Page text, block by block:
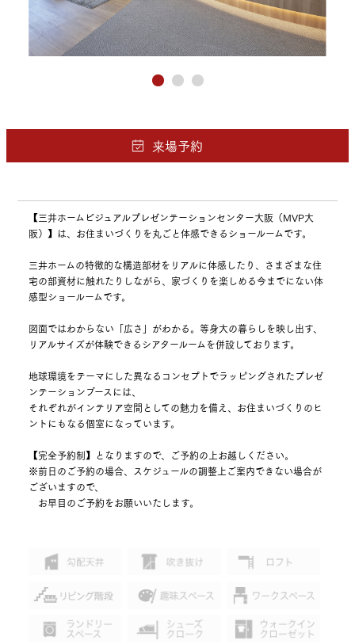
【三井ホームビジュアルプレゼンテーションセンター大阪（MVP大
阪）】は、お住まいづくりを丸ごと体感できるショールームです。
三井ホームの特徴的な構造部材をリアルに体感したり、さまざまな住
宅の部資材に触れたりしながら、家づくりを楽しめる今までにない体
感型ショールームです。
図面ではわからない「広さ」がわかる。等身大の暮らしを映し出す、
リアルサイズが体験できるシアタールームを併設しております。
地球環境をテーマにした異なるコンセプトでラッピングされたプレゼ
ンテーションブースには、
それぞれがインテリア空間としての魅力を備え、お住まいづくりのヒ
ントにもなる個室になっています。
【完全予約制】となりますので、ご予約の上お越しください。
※前日のご予約の場合、スケジュールの調整上ご案内できない場合が
ございますので、
お早目のご予約をお願いいたします。